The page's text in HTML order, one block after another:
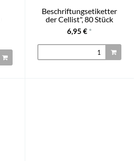
der Cellist", 80 Stück
6,95 € *